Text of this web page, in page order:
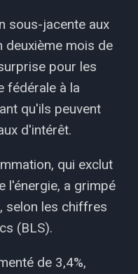
sous-jacente aux
deuxième mois de
pour les
fédérale à la
qu'ils peuvent
d'intérêt.
qui exclut
l'énergie, a grimpé
selon les chiffres
(BLS).
de 3,4%,